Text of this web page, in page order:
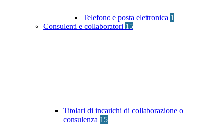
Telefono e posta elettronica 1
Consulenti e collaboratori 15
Titolari di incarichi di collaborazione o
consulenza 15